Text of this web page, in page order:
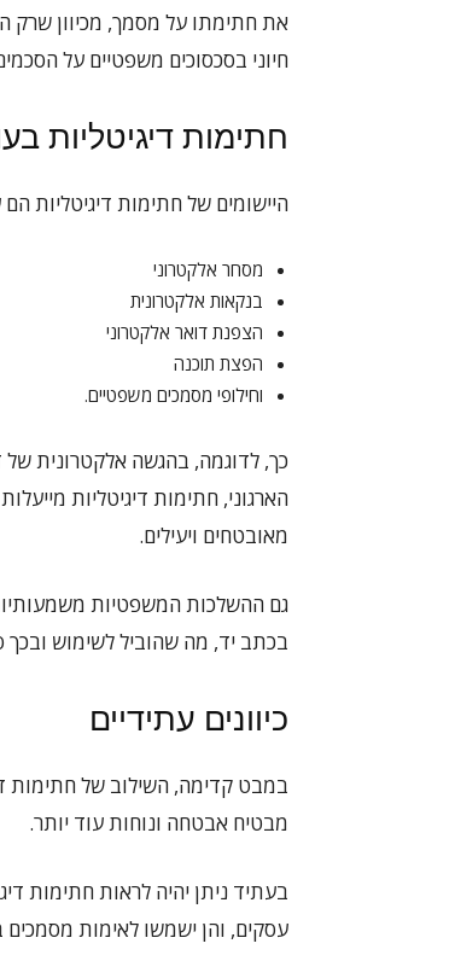
את חתימתו על מסמך, מכיוון שרק
חיוני בסכסוכים משפטיים על
חתימות דיגיטליות
היישומים של חתימות דיגיטליות
מסחר אלקטרוני
בנקאות אלקטרונית
הצפנת דואר אלקטרוני
הפצת תוכנה
וחילופי מסמכים משפטיים.
כך, לדוגמה, בהגשה אלקטרונית
הארגוני, חתימות דיגיטליות
מאובטחים ויעילים.
גם ההשלכות המשפטיות
בכתב יד, מה שהוביל לשימוש
כיוונים עתידיים
במבט קדימה, השילוב של חתימות
מבטיח אבטחה ונוחות עוד יותר.
בעתיד ניתן יהיה לראות חתימות
עסקים, והן ישמשו לאימות מסמכים